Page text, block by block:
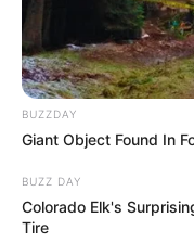
BUZZDAY
Giant Object Found In
BUZZ DAY
Colorado Elk's
Tire